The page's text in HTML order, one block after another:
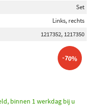
Set
Links, rechts
1217352, 1217350
-70%
binnen 1 werkdag bij u